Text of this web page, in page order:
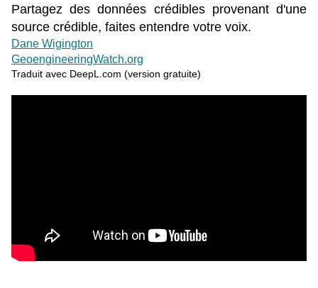
Partagez des données crédibles provenant d'une
source crédible, faites entendre votre voix.
Dane Wigington
GeoengineeringWatch.org
Traduit avec DeepL.com (version gratuite)